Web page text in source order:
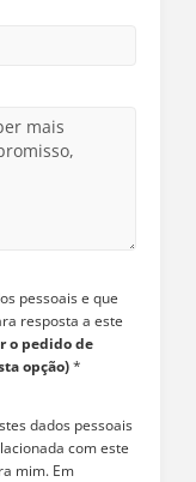
pessoais e que
resposta a este
o pedido de
opção)*
dados pessoais
com este
mim. Em